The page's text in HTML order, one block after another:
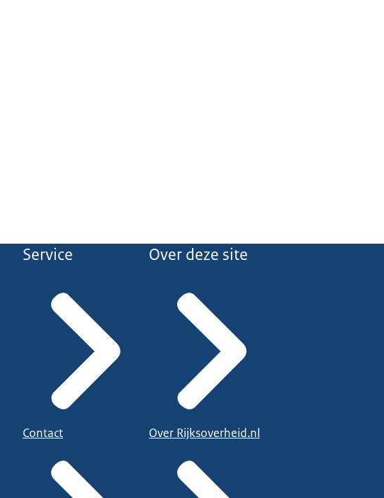
Service
Contact
Over deze site
Over Rijksoverheid.nl